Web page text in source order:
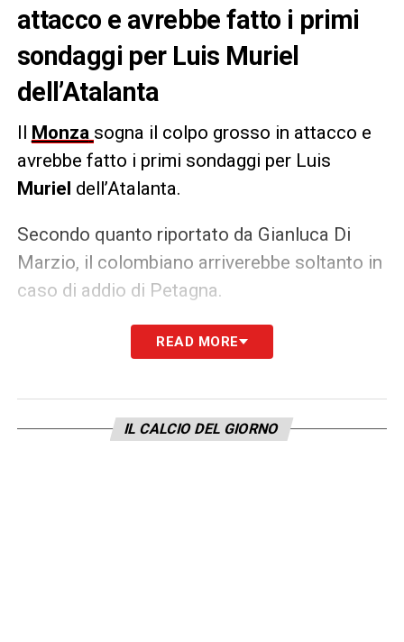
attacco e avrebbe fatto i primi
sondaggi per Luis Muriel
dell’Atalanta
Il Monza sogna il colpo grosso in attacco e
avrebbe fatto i primi sondaggi per Luis
Muriel dell’Atalanta.
Secondo quanto riportato da Gianluca Di
Marzio, il colombiano arriverebbe soltanto in
caso di addio di Petagna.
LA PLAYLIST DELLE NOSTRE TOP NEWS
READ MORE
IL CALCIO DEL GIORNO